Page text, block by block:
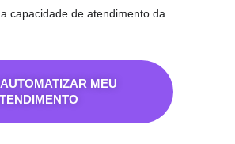
capacidade de atendimento da
MEU